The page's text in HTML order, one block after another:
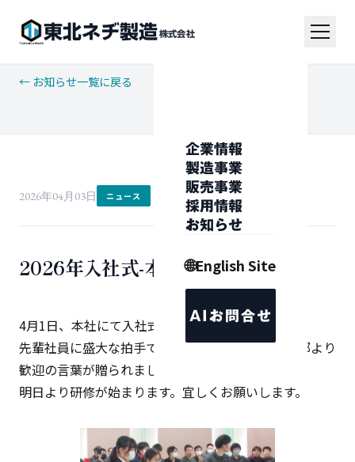
東北ネヂ製造 株式会社
企業情報
製造事業
販売事業
採用情報
お知らせ
🌐English Site
AIお問合せ
← お知らせ一覧に戻る
2026年04月03日 ニュース
2026年入社式-本社工場
4月1日、本社にて入社式を行いました。
先輩社員に盛大な拍手で迎えられ、社長はじめ幹部より
歓迎の言葉が贈られました。
明日より研修が始まります。宜しくお願いします。